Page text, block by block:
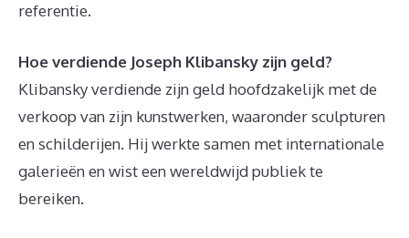
referentie.
Hoe verdiende Joseph Klibansky zijn geld?
Klibansky verdiende zijn geld hoofdzakelijk met de
verkoop van zijn kunstwerken, waaronder sculpturen
en schilderijen. Hij werkte samen met internationale
galerieën en wist een wereldwijd publiek te
bereiken.